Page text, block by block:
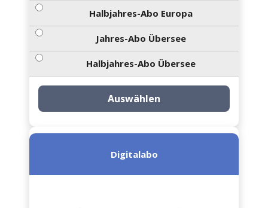
Halbjahres-Abo Europa
Jahres-Abo Übersee
Halbjahres-Abo Übersee
Auswählen
Digitalabo